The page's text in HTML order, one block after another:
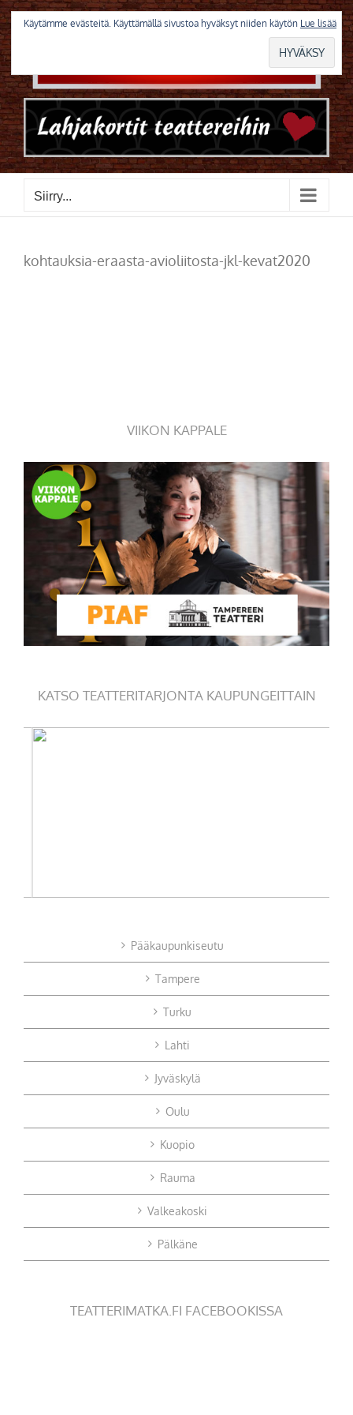
Skip
to
content
Siirry...
kohtauksia-eraasta-avioliitosta-jkl-kevat2020
VIIKON KAPPALE
KATSO TEATTERITARJONTA KAUPUNGEITTAIN
Pääkaupunkiseutu
Tampere
Turku
Lahti
Jyväskylä
Oulu
Kuopio
Rauma
Valkeakoski
Pälkäne
TEATTERIMATKA.FI FACEBOOKISSA
Käytämme evästeitä. Käyttämällä sivustoa hyväksyt niiden käytön Lue lisää